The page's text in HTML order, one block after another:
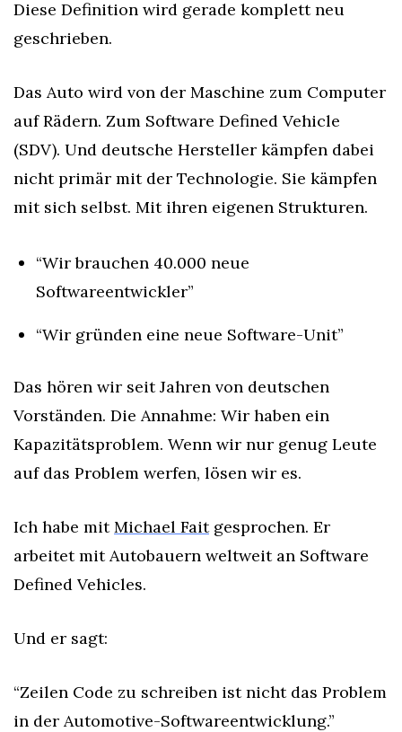
Diese Definition wird gerade komplett neu
geschrieben.
Das Auto wird von der Maschine zum Computer
auf Rädern. Zum Software Defined Vehicle
(SDV). Und deutsche Hersteller kämpfen dabei
nicht primär mit der Technologie. Sie kämpfen
mit sich selbst. Mit ihren eigenen Strukturen.
“Wir brauchen 40.000 neue
Softwareentwickler”
“Wir gründen eine neue Software-Unit”
Das hören wir seit Jahren von deutschen
Vorständen. Die Annahme: Wir haben ein
Kapazitätsproblem. Wenn wir nur genug Leute
auf das Problem werfen, lösen wir es.
Ich habe mit Michael Fait gesprochen. Er
arbeitet mit Autobauern weltweit an Software
Defined Vehicles.
Und er sagt:
“Zeilen Code zu schreiben ist nicht das Problem
in der Automotive-Softwareentwicklung.”